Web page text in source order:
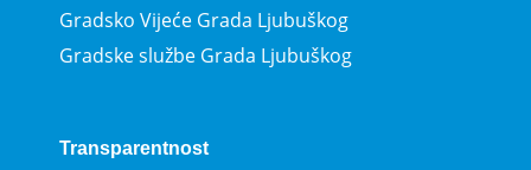
Gradsko Vijeće Grada Ljubuškog
Gradske službe Grada Ljubuškog
Transparentnost